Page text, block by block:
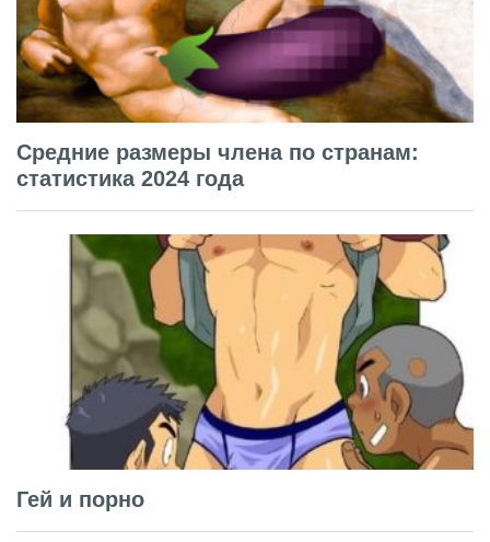
Средние размеры члена по странам:
статистика 2024 года
Гей и порно